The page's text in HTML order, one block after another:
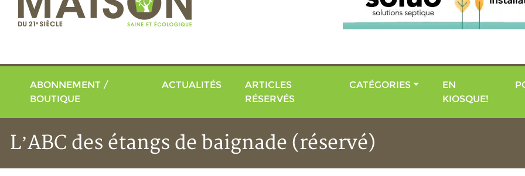
ABONNEMENT /
BOUTIQUE
ACTUALITÉS
ARTICLES
RÉSERVÉS
CATÉGORIES
EN
KIOSQUE!
L’ABC des étangs de baignade (réservé)